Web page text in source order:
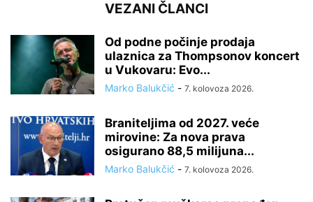
VEZANI ČLANCI
Od podne počinje prodaja
ulaznica za Thompsonov koncert
u Vukovaru: Evo...
Marko Balukčić - 7. kolovoza 2026.
Braniteljima od 2027. veće
mirovine: Za nova prava
osigurano 88,5 milijuna...
Marko Balukčić - 7. kolovoza 2026.